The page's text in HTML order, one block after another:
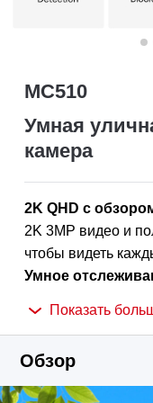
MC510
Умная
камера
2K QHD с
2K 3MP видео и
чтобы видеть
Умное
Цветное ночное
Показать
Обзор